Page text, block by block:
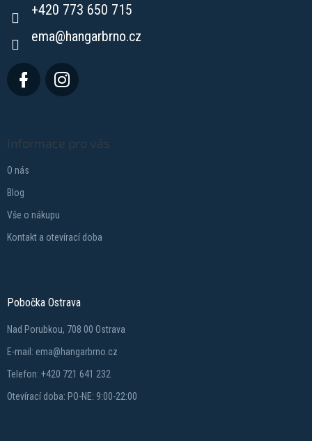
+420 773 650 715
ema@hangarbrno.cz
Informace pro vás
O nás
Blog
Vše o nákupu
Kontakt a otevírací doba
Pobočka Ostrava
Nad Porubkou, 708 00 Ostrava
E-mail: ema@hangarbrno.cz
Telefon: +420 721 641 232
Otevírací doba: PO-NE: 9:00-22:00